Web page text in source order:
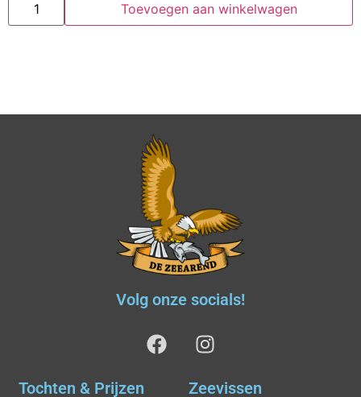
Toevoegen aan winkelwagen
Volg onze socials!
Tochten & Prijzen Zeevissen